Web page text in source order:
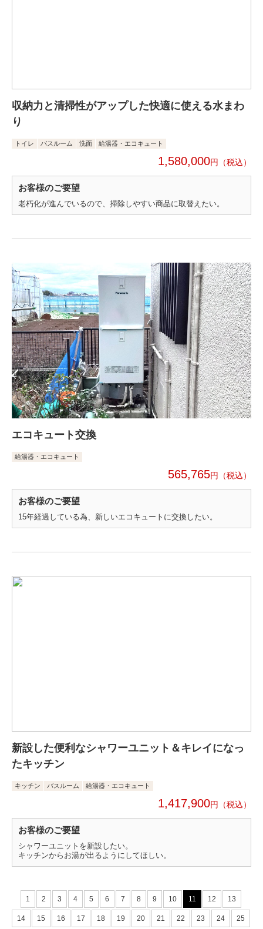
収納力と清掃性がアップした快適に使える水まわ
り
トイレ バスルーム 洗面 給湯器・エコキュート
1,580,000円
お客様のご要望
老朽化が進んでいるので、掃除しやすい商品に取替えたい。
エコキュート交換
給湯器・エコキュート
565,765円
お客様のご要望
15年経過している為、新しいエコキュートに交換したい。
新設した便利なシャワーユニット＆キレイになっ
たキッチン
キッチン バスルーム 給湯器・エコキュート
1,417,900円
お客様のご要望
シャワーユニットを新設したい。
キッチンからお湯が出るようにしてほしい。
1 2 3 4 5 6 7 8 9 10 11 12 13
14 15 16 17 18 19 20 21 22 23 24 25